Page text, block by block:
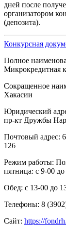
дней после
организатором
(депозита).
Конкурсная
Полное
Микрокредитная
Сокращенное
Хакасии
Юридический
пр-кт Дружбы
Почтовый адрес:
126
Режим работы:
пятница: с 9-00
Обед: с 13-00 до
Телефоны: 8
Сайт: https://fondrh.